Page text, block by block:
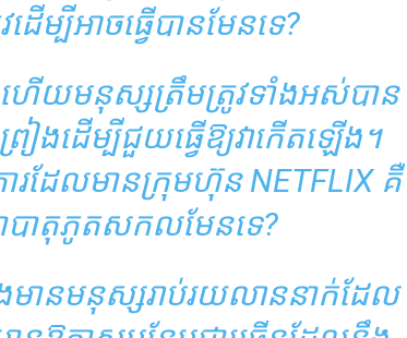
ើម្បី​អាច​ធ្វើ​បាន​មែន​ទេ?
ហើយមនុស្សត្រឹមត្រូវទាំងអស់បាន
ៀងដើម្បីជួយធ្វើឱ្យវាកើតឡើង។
ដែលមានក្រុមហ៊ុន NETFLIX គឺ
ាបាតុភូតសកលមែនទេ?
ានមនុស្សរាប់រយលាននាក់ដែល